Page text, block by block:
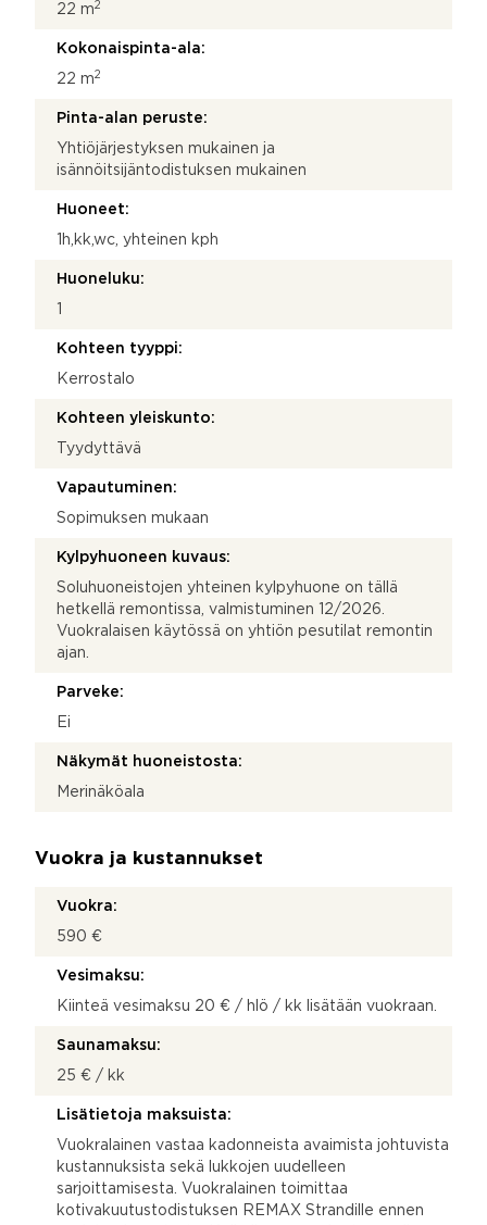
22 m2
Kokonaispinta-ala:
22 m2
Pinta-alan peruste:
Yhtiöjärjestyksen mukainen ja
isännöitsijäntodistuksen mukainen
Huoneet:
1h,kk,wc, yhteinen kph
Huoneluku:
Kohteen tyyppi:
Kerrostalo
Kohteen yleiskunto:
Tyydyttävä
Vapautuminen:
Sopimuksen mukaan
Kylpyhuoneen kuvaus:
Soluhuoneistojen yhteinen kylpyhuone on tällä
hetkellä remontissa, valmistuminen 12/2026.
Vuokralaisen käytössä on yhtiön pesutilat remontin
ajan.
Parveke:
Ei
Näkymät huoneistosta:
Merinäköala
Vuokra ja kustannukset
Vuokra:
590 €
Vesimaksu:
Kiinteä vesimaksu 20 € / hlö / kk lisätään vuokraan.
Saunamaksu:
25 € / kk
Lisätietoja maksuista:
Vuokralainen vastaa kadonneista avaimista johtuvista
kustannuksista sekä lukkojen uudelleen
sarjoittamisesta. Vuokralainen toimittaa
kotivakuutustodistuksen REMAX Strandille ennen